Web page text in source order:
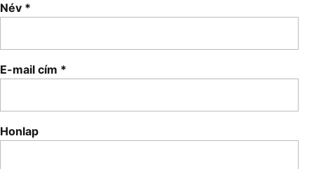
Név *
E-mail cím *
Honlap